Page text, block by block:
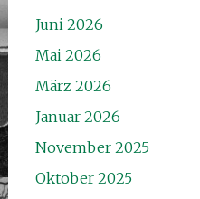
Juni 2026
Mai 2026
März 2026
Januar 2026
November 2025
Oktober 2025